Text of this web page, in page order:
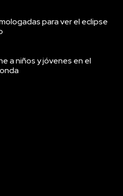
para ver el eclipse
a niños y jóvenes en el